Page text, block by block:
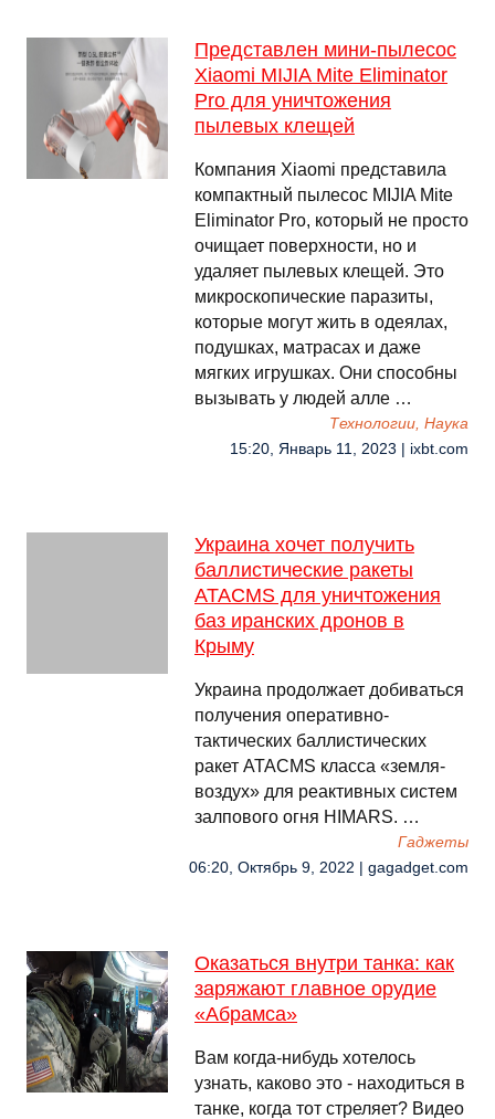
Представлен мини-пылесос
Xiaomi MIJIA Mite Eliminator
Pro для уничтожения
пылевых клещей
Компания Xiaomi представила
компактный пылесос MIJIA Mite
Eliminator Pro, который не просто
очищает поверхности, но и
удаляет пылевых клещей. Это
микроскопические паразиты,
которые могут жить в одеялах,
подушках, матрасах и даже
мягких игрушках. Они способны
вызывать у людей алле …
Технологии, Наука
15:20, Январь 11, 2023 | ixbt.com
Украина хочет получить
баллистические ракеты
ATACMS для уничтожения
баз иранских дронов в
Крыму
Украина продолжает добиваться
получения оперативно-
тактических баллистических
ракет ATACMS класса «земля-
воздух» для реактивных систем
залпового огня HIMARS. …
Гаджеты
06:20, Октябрь 9, 2022 | gagadget.com
Оказаться внутри танка: как
заряжают главное орудие
«Абрамса»
Вам когда-нибудь хотелось
узнать, каково это - находиться в
танке, когда тот стреляет? Видео